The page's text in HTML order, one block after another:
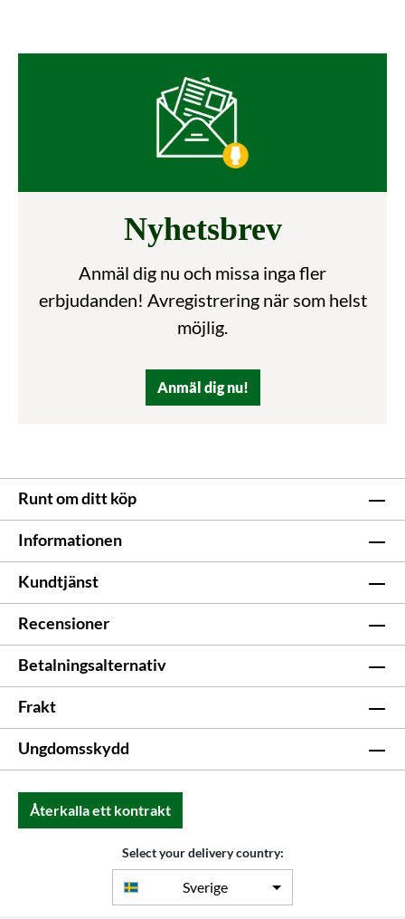
Nyhetsbrev
Anmäl dig nu och missa inga fler
erbjudanden! Avregistrering när som helst
möjlig.
Anmäl dig nu!
Runt om ditt köp
Informationen
Kundtjänst
Recensioner
Betalningsalternativ
Frakt
Ungdomsskydd
Återkalla ett kontrakt
Select your delivery country:
Sverige